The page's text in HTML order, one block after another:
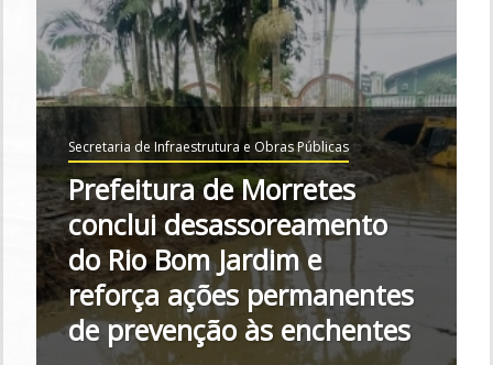
Secretaria de Infraestrutura e Obras Públicas
Prefeitura de Morretes
conclui desassoreamento
do Rio Bom Jardim e
reforça ações permanentes
de prevenção às enchentes